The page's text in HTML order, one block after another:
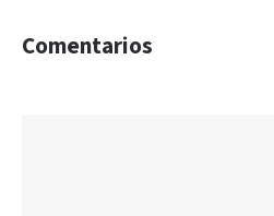
Comentarios